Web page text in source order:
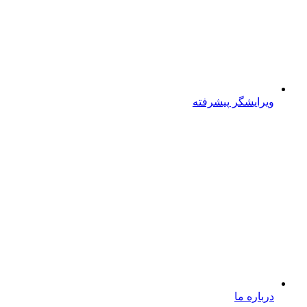
ویرایشگر پیشرفته
درباره ما